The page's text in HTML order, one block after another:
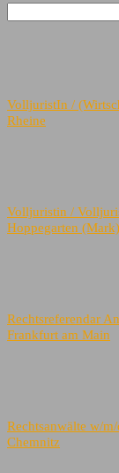
VolljuristIn /
Rheine
Volljuristin /
Hoppegarten (Mark)
Rechtsreferendar
Frankfurt am Main
Rechtsanwälte w/
Chemnitz